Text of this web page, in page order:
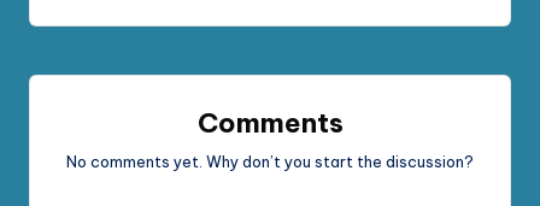
Comments
No comments yet. Why don’t you start the discussion?